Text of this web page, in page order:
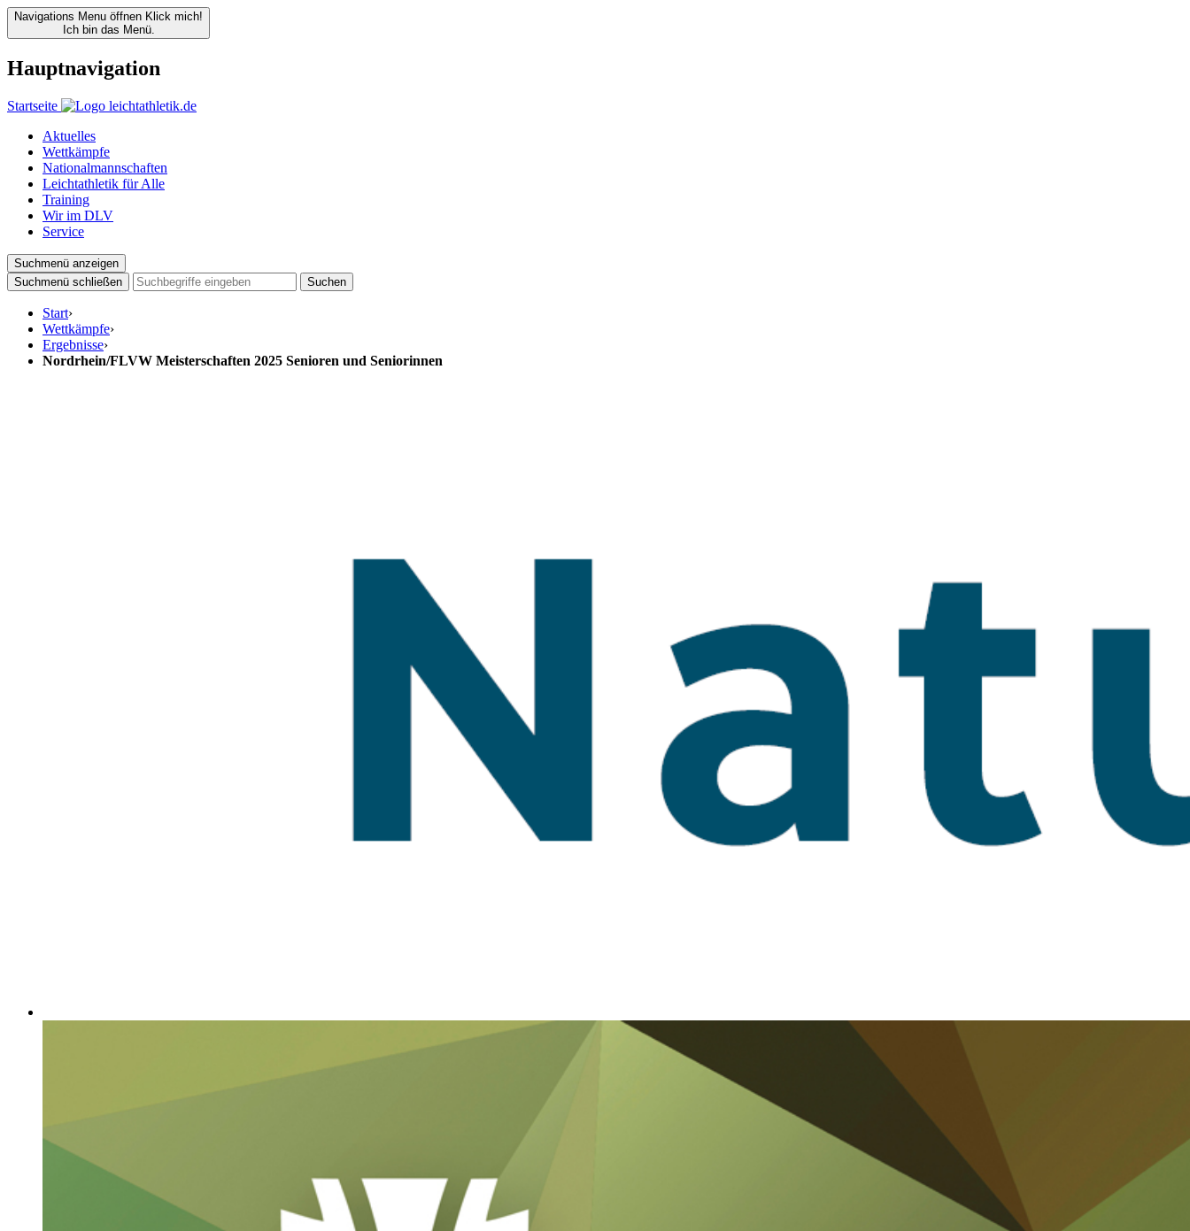
Navigations Menu öffnen Klick mich!
Ich bin das Menü.
Hauptnavigation
Startseite
Aktuelles
Wettkämpfe
Nationalmannschaften
Leichtathletik für Alle
Training
Wir im DLV
Service
Suchmenü anzeigen
Suchmenü schließen
Suchen
Start›
Wettkämpfe›
Ergebnisse›
Nordrhein/FLVW Meisterschaften 2025 Senioren und Seniorinnen